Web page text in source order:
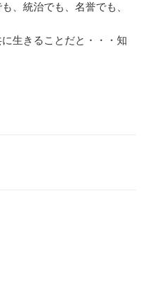
、統治でも、名誉でも、
生きることだと・・・知